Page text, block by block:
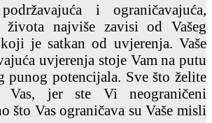
i ograničavajuća,
života najviše zavisi od Vašeg
je satkan od uvjerenja. Vaše
uvjerenja stoje Vam na putu
punog potencijala. Sve što želite
Vas, jer ste Vi neograničeni
što Vas ograničava su Vaše misli